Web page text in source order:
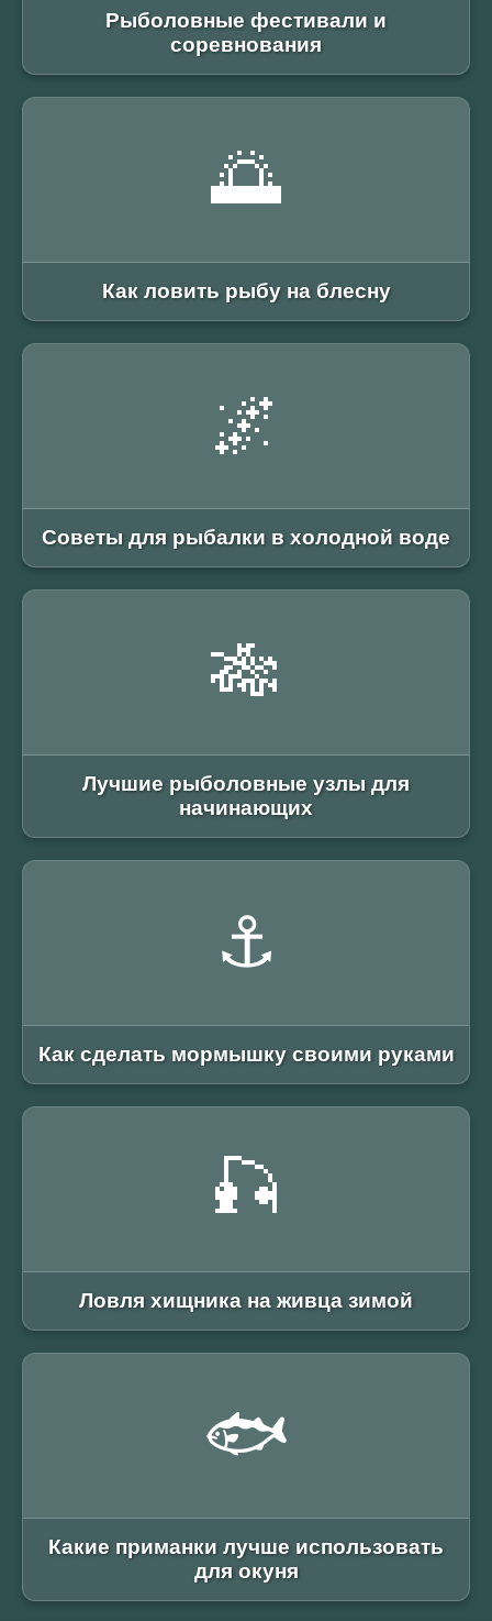
Рыболовные фестивали и
соревнования
🌅
Как ловить рыбу на блесну
🌌
Советы для рыбалки в холодной воде
🎋
Лучшие рыболовные узлы для
начинающих
⚓
Как сделать мормышку своими руками
🎣
Ловля хищника на живца зимой
🐟
Какие приманки лучше использовать
для окуня